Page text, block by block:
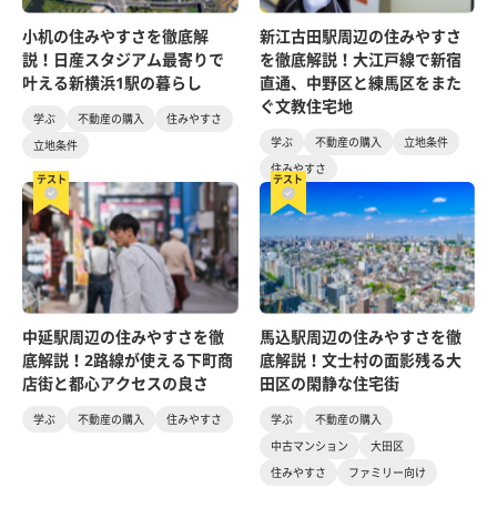
小机の住みやすさを徹底解
説！日産スタジアム最寄りで
叶える新横浜1駅の暮らし
学ぶ 不動産の購入
住みやすさ
立地条件
新江古田駅周辺の住みやすさ
を徹底解説！大江戸線で新宿
直通、中野区と練馬区をまた
ぐ文教住宅地
学ぶ 不動産の購入
立地条件
住みやすさ
テスト
中延駅周辺の住みやすさを徹
底解説！2路線が使える下町商
店街と都心アクセスの良さ
学ぶ 不動産の購入 住みやすさ
テスト
馬込駅周辺の住みやすさを徹
底解説！文士村の面影残る大
田区の閑静な住宅街
学ぶ
不動産の購入
中古マンション
大田区
住みやすさ
ファミリー向け